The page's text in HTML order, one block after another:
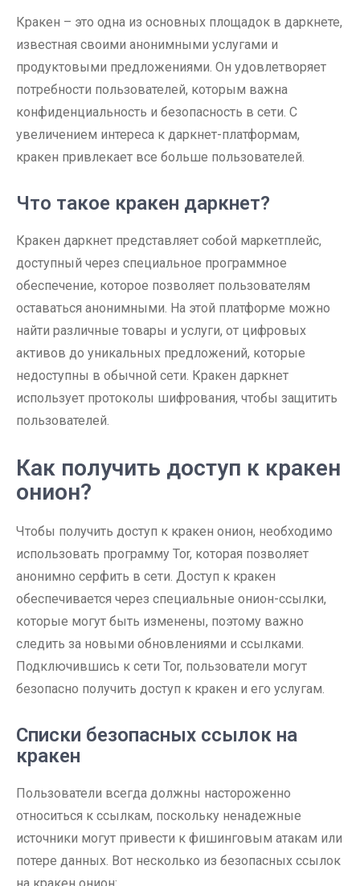
Кракен – это одна из основных площадок в даркнете,
известная своими анонимными услугами и
продуктовыми предложениями. Он удовлетворяет
потребности пользователей, которым важна
конфиденциальность и безопасность в сети. С
увеличением интереса к даркнет-платформам,
кракен привлекает все больше пользователей.
Что такое кракен даркнет?
Кракен даркнет представляет собой маркетплейс,
доступный через специальное программное
обеспечение, которое позволяет пользователям
оставаться анонимными. На этой платформе можно
найти различные товары и услуги, от цифровых
активов до уникальных предложений, которые
недоступны в обычной сети. Кракен даркнет
использует протоколы шифрования, чтобы защитить
пользователей.
Как получить доступ к кракен
онион?
Чтобы получить доступ к кракен онион, необходимо
использовать программу Tor, которая позволяет
анонимно серфить в сети. Доступ к кракен
обеспечивается через специальные онион-ссылки,
которые могут быть изменены, поэтому важно
следить за новыми обновлениями и ссылками.
Подключившись к сети Tor, пользователи могут
безопасно получить доступ к кракен и его услугам.
Списки безопасных ссылок на
кракен
Пользователи всегда должны настороженно
относиться к ссылкам, поскольку ненадежные
источники могут привести к фишинговым атакам или
потере данных. Вот несколько из безопасных ссылок